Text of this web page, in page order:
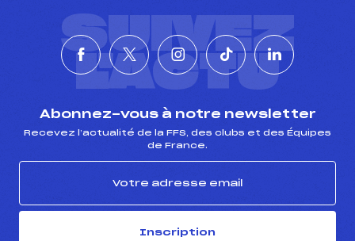
SUIVEZ
L'ACTU
Abonnez-vous à notre newsletter
Recevez l’actualité de la FFS, des clubs et des Équipes
de France.
Inscription